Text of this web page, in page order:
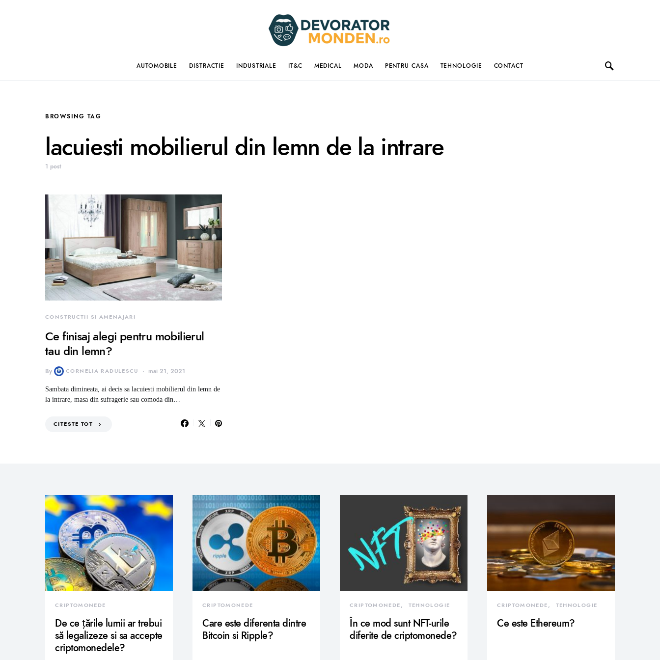
AUTOMOBILE DISTRACTIE INDUSTRIALE IT&C MEDICAL MODA PENTRU CASA TEHNOLOGIE CONTACT
BROWSING TAG
lacuiesti mobilierul din lemn de la intrare
1 post
CONSTRUCTII SI AMENAJARI
Ce finisaj alegi pentru mobilierul
tau din lemn?
By CORNELIA RADULESCU mai 21, 2021
Sambata dimineata, ai decis sa lacuiesti mobilierul din lemn de
la intrare, masa din sufragerie sau comoda din…
CITESTE TOT
CRIPTOMONEDE
De ce țările lumii ar trebui
să legalizeze si sa accepte
criptomonedele?
CRIPTOMONEDE
Care este diferenta dintre
Bitcoin si Ripple?
CRIPTOMONEDE TEHNOLOGIE
În ce mod sunt NFT-urile
diferite de criptomonede?
CRIPTOMONEDE TEHNOLOGIE
Ce este Ethereum?